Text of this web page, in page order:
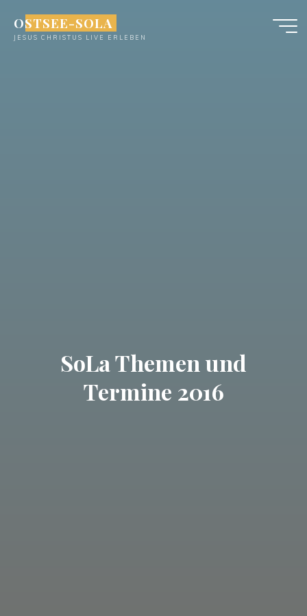
Inhalt
springen
OSTSEE-SOLA
JESUS CHRISTUS LIVE ERLEBEN
SoLa Themen und
Termine 2016